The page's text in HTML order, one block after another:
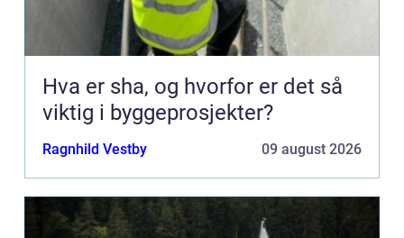
Hva er sha, og hvorfor er det så
viktig i byggeprosjekter?
Ragnhild Vestby 09 august 2026